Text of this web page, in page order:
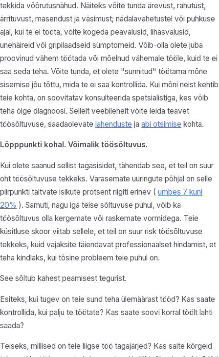
tekkida võõrutusnähud. Näiteks võite tunda ärevust, rahutust,
ärrituvust, masendust ja väsimust; nädalavahetustel või puhkuse
ajal, kui te ei tööta, võite kogeda peavalusid, lihasvalusid,
unehäireid või gripilaadseid sümptomeid. Võib-olla olete juba
proovinud vähem töötada või mõelnud vähemale tööle, kuid te ei
saa seda teha. Võite tunda, et olete "sunnitud" töötama mõne
sisemise jõu tõttu, mida te ei saa kontrollida. Kui mõni neist kehtib
teie kohta, on soovitatav konsulteerida spetsialistiga, kes võib
teha õige diagnoosi. Sellelt veebilehelt võite leida teavet
töösõltuvuse, saadaolevate lahenduste ja abi otsimise kohta.
Lõpppunkti kohal. Võimalik töösõltuvus.
Kui olete saanud sellist tagasisidet, tähendab see, et teil on suur
oht töösõltuvuse tekkeks. Varasemate uuringute põhjal on selle
piirpunkti täitvate isikute protsent riigiti erinev ( umbes 7 kuni
20% ). Samuti, nagu iga teise sõltuvuse puhul, võib ka
töösõltuvus olla kergemate või raskemate vormidega. Teie
küsitluse skoor viitab sellele, et teil on suur risk töösõltuvuse
tekkeks, kuid vajaksite täiendavat professionaalset hindamist, et
teha kindlaks, kui tõsine probleem teie puhul on.
See sõltub kahest peamisest tegurist.
Esiteks, kui tugev on teie sund teha ülemäärast tööd? Kas saate
kontrollida, kui palju te töötate? Kas saate soovi korral töölt lahti
saada?
Teiseks, millised on teie liigse töö tagajärjed? Kas saite kõrgeid